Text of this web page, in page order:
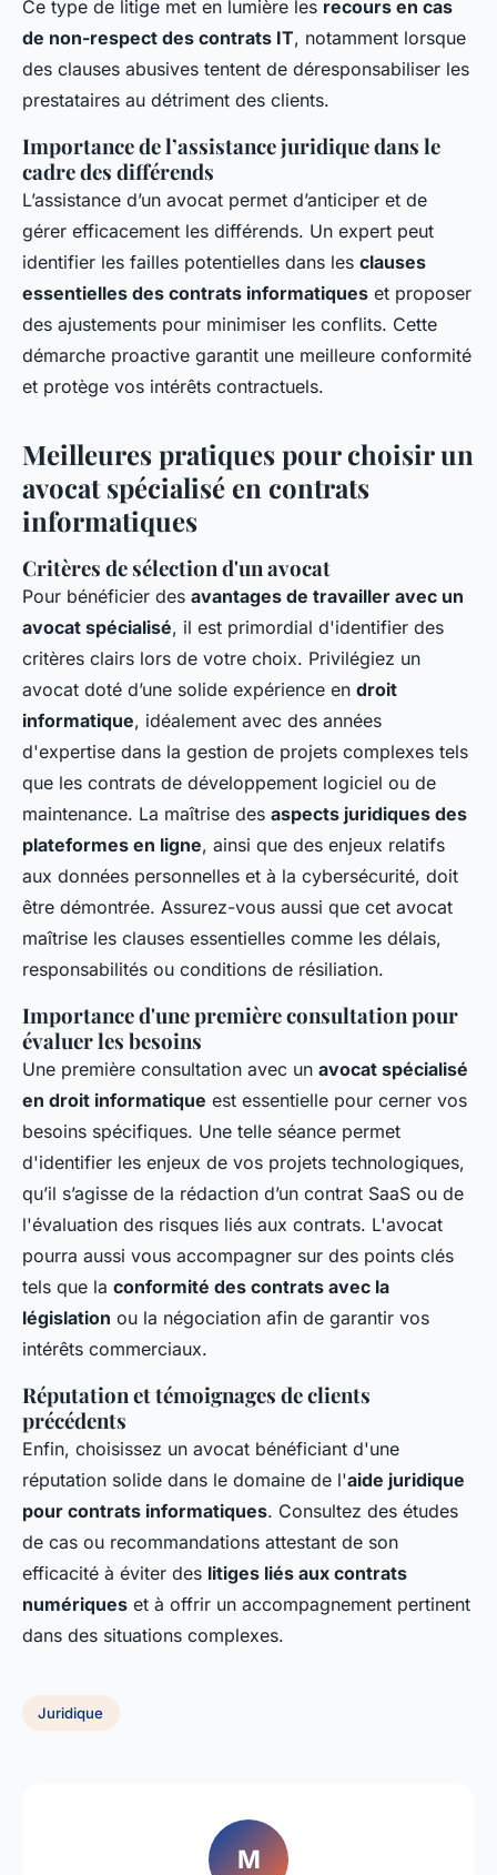
Ce type de litige met en lumière les recours en cas
de non-respect des contrats IT, notamment lorsque
des clauses abusives tentent de déresponsabiliser les
prestataires au détriment des clients.
Importance de l’assistance juridique dans le
cadre des différends
L’assistance d’un avocat permet d’anticiper et de
gérer efficacement les différends. Un expert peut
identifier les failles potentielles dans les clauses
essentielles des contrats informatiques et proposer
des ajustements pour minimiser les conflits. Cette
démarche proactive garantit une meilleure conformité
et protège vos intérêts contractuels.
Meilleures pratiques pour choisir un
avocat spécialisé en contrats
informatiques
Critères de sélection d'un avocat
Pour bénéficier des avantages de travailler avec un
avocat spécialisé, il est primordial d'identifier des
critères clairs lors de votre choix. Privilégiez un
avocat doté d’une solide expérience en droit
informatique, idéalement avec des années
d'expertise dans la gestion de projets complexes tels
que les contrats de développement logiciel ou de
maintenance. La maîtrise des aspects juridiques des
plateformes en ligne, ainsi que des enjeux relatifs
aux données personnelles et à la cybersécurité, doit
être démontrée. Assurez-vous aussi que cet avocat
maîtrise les clauses essentielles comme les délais,
responsabilités ou conditions de résiliation.
Importance d'une première consultation pour
évaluer les besoins
Une première consultation avec un avocat spécialisé
en droit informatique est essentielle pour cerner vos
besoins spécifiques. Une telle séance permet
d'identifier les enjeux de vos projets technologiques,
qu’il s’agisse de la rédaction d’un contrat SaaS ou de
l'évaluation des risques liés aux contrats. L'avocat
pourra aussi vous accompagner sur des points clés
tels que la conformité des contrats avec la
législation ou la négociation afin de garantir vos
intérêts commerciaux.
Réputation et témoignages de clients
précédents
Enfin, choisissez un avocat bénéficiant d'une
réputation solide dans le domaine de l'aide juridique
pour contrats informatiques. Consultez des études
de cas ou recommandations attestant de son
efficacité à éviter des litiges liés aux contrats
numériques et à offrir un accompagnement pertinent
dans des situations complexes.
Juridique
M